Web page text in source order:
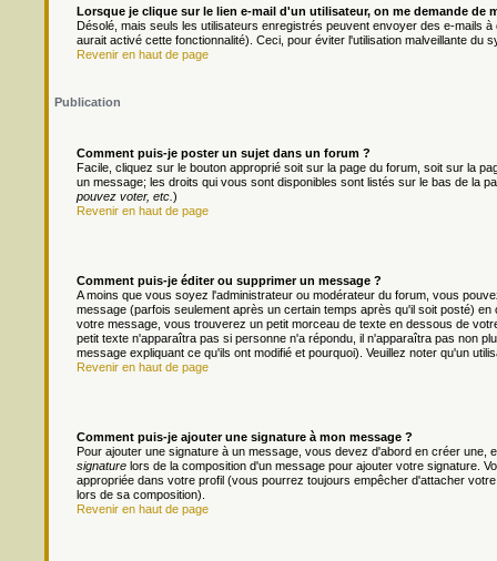
Lorsque je clique sur le lien e-mail d'un utilisateur, on me demande de
Désolé, mais seuls les utilisateurs enregistrés peuvent envoyer des e-mails
aurait activé cette fonctionnalité). Ceci, pour éviter l'utilisation malveillante du
Revenir en haut de page
Publication
Comment puis-je poster un sujet dans un forum ?
Facile, cliquez sur le bouton approprié soit sur la page du forum, soit sur la
un message; les droits qui vous sont disponibles sont listés sur le bas de la
pouvez voter, etc. )
Revenir en haut de page
Comment puis-je éditer ou supprimer un message ?
A moins que vous soyez l'administrateur ou modérateur du forum, vous
message (parfois seulement après un certain temps après qu'il soit posté)
votre message, vous trouverez un petit morceau de texte en dessous de
petit texte n'apparaîtra pas si personne n'a répondu, il n'apparaîtra pas non
message expliquant ce qu'ils ont modifié et pourquoi). Veuillez noter qu'un
Revenir en haut de page
Comment puis-je ajouter une signature à mon message ?
Pour ajouter une signature à un message, vous devez d'abord en créer
signature lors de la composition d'un message pour ajouter votre signature.
appropriée dans votre profil (vous pourrez toujours empêcher d'attacher
lors de sa composition).
Revenir en haut de page